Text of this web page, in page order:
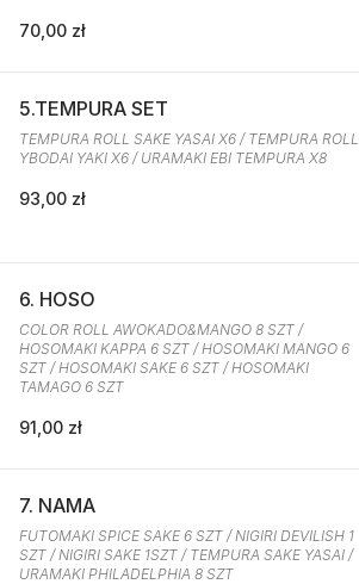
70,00 zł
5.TEMPURA SET
TEMPURA ROLL SAKE YASAI X6 / TEMPURA ROLL
YBODAI YAKI X6 / URAMAKI EBI TEMPURA X8
93,00 zł
6. HOSO
COLOR ROLL AWOKADO&MANGO 8 SZT /
HOSOMAKI KAPPA 6 SZT / HOSOMAKI MANGO 6
SZT / HOSOMAKI SAKE 6 SZT / HOSOMAKI
TAMAGO 6 SZT
91,00 zł
7. NAMA
FUTOMAKI SPICE SAKE 6 SZT / NIGIRI DEVILISH 1
SZT / NIGIRI SAKE 1SZT / TEMPURA SAKE YASAI /
URAMAKI PHILADELPHIA 8 SZT